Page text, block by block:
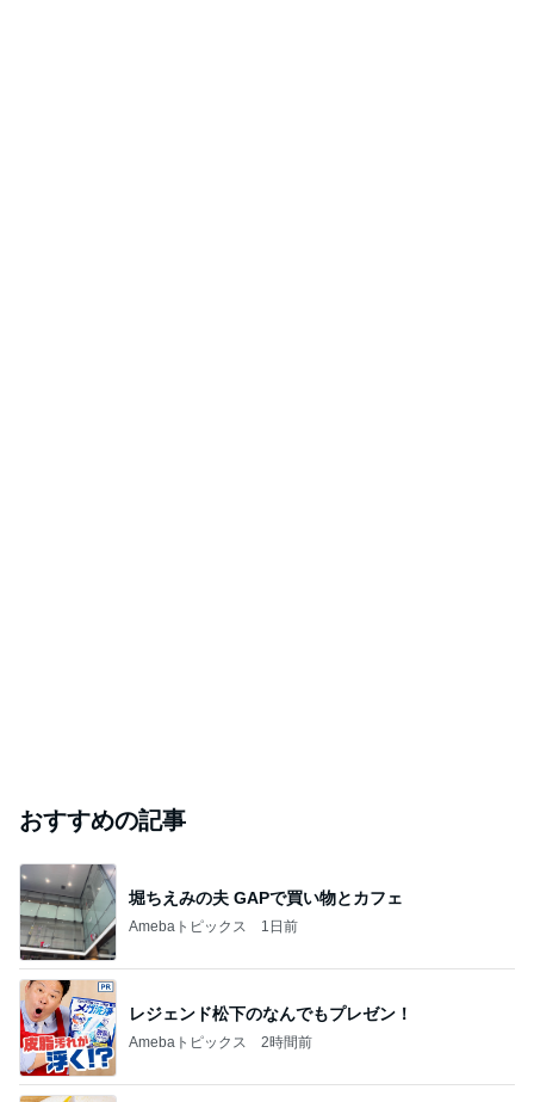
おすすめの記事
堀ちえみの夫 GAPで買い物とカフェ
Amebaトピックス 1日前
レジェンド松下のなんでもプレゼン！
Amebaトピックス 2時間前